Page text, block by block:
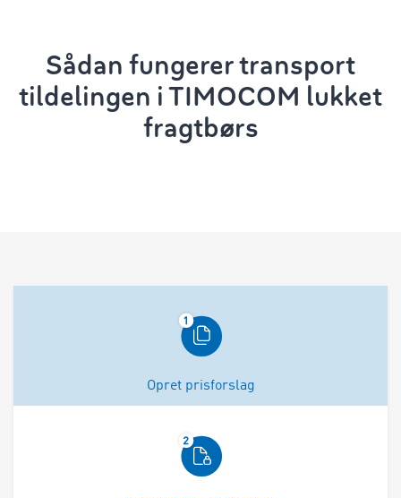
Sådan fungerer transport
tildelingen i TIMOCOM lukket
fragtbørs
Opret prisforslag